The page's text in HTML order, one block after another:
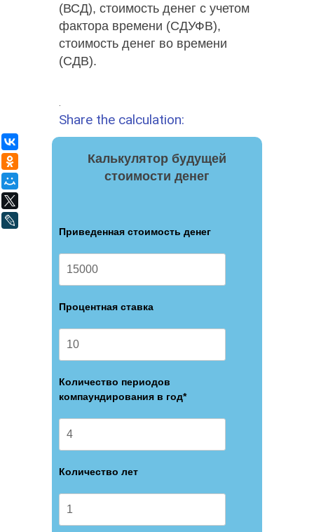
(ВСД), стоимость денег с учетом
фактора времени (СДУФВ),
стоимость денег во времени
(СДВ).
Share the calculation:
Калькулятор будущей
стоимости денег
Приведенная стоимость денег
Процентная ставка
Количество периодов
компаундирования в год*
Количество лет
ВКонтакте
Одноклассники